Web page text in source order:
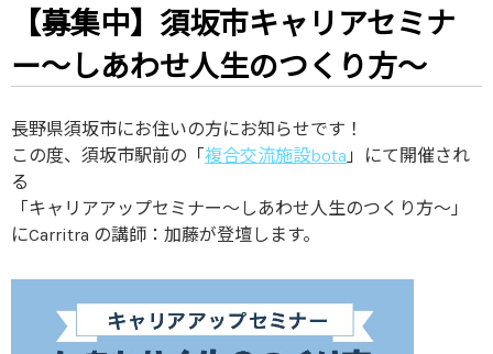
【募集中】須坂市キャリアセミナ
ー～しあわせ人生のつくり方～
長野県須坂市にお住いの方にお知らせです！
この度、須坂市駅前の「複合交流施設bota 」にて開催され
る
「キャリアアップセミナー～しあわせ人生のつくり方～」
にCarritra の講師：加藤が登壇します。